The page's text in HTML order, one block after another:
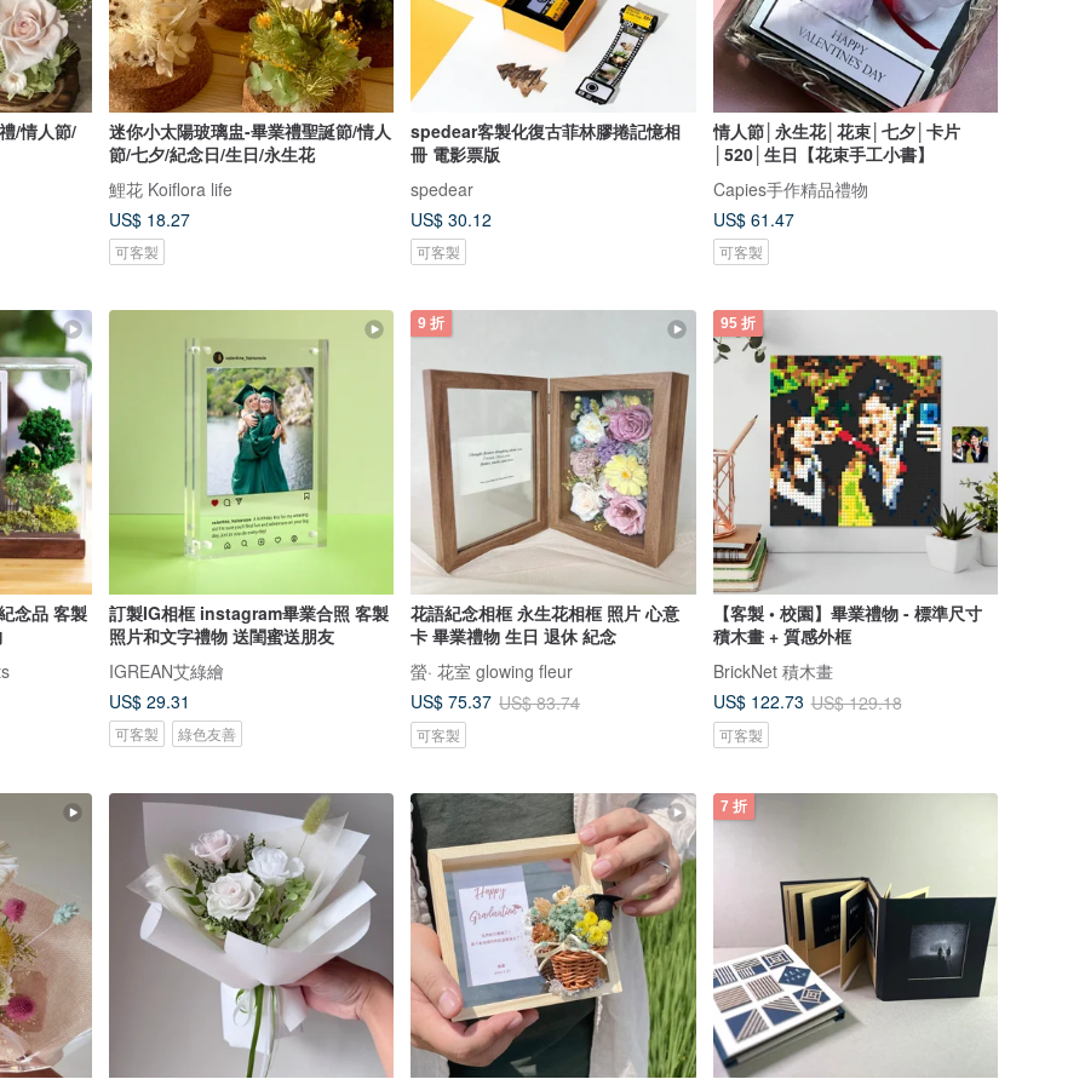
/情人節/
迷你小太陽玻璃盅-畢業禮聖誕節/情人
節/七夕/紀念日/生日/永生花
鯉花 Koiflora life
US$ 18.27
可客製
spedear客製化復古菲林膠捲記憶相
冊 電影票版
spedear
US$ 30.12
可客製
情人節│永生花│花束│七夕│卡片
│520│生日【花束手工小書】
Capies手作精品禮物
US$ 61.47
可客製
念品 客製
訂製IG相框 instagram畢業合照 客製
照片和文字禮物 送閨蜜送朋友
IGREAN艾綠繪
US$ 29.31
可客製 綠色友善
9 折
花語紀念相框 永生花相框 照片 心意
卡 畢業禮物 生日 退休 紀念
螢· 花室 glowing fleur
US$ 75.37 US$ 83.74
可客製
95 折
【客製 • 校園】畢業禮物 - 標準尺寸
積木畫 + 質感外框
BrickNet 積木畫
US$ 122.73 US$ 129.18
可客製
7 折